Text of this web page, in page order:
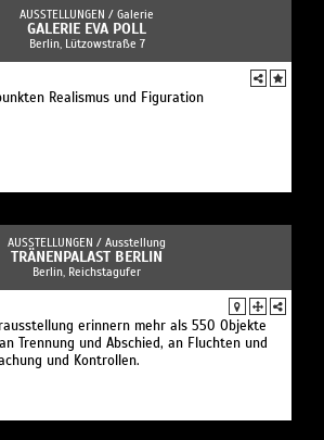
AUSSTELLUNGEN / Galerie
GALERIE EVA POLL
Berlin, Lützowstraße 7
Realismus und Figuration
AUSSTELLUNGEN / Ausstellung
TRÄNENPALAST BERLIN
Berlin, Reichstagufer
erinnern mehr als 550 Objekte
Trennung und Abschied, an Fluchten und
und Kontrollen.